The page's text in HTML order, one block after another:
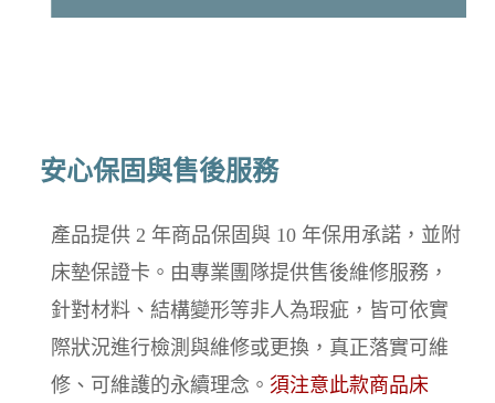
安心保固與售後服務
產品提供 2 年商品保固與 10 年保用承諾，並附
床墊保證卡。由專業團隊提供售後維修服務，
針對材料、結構變形等非人為瑕疵，皆可依實
際狀況進行檢測與維修或更換，真正落實可維
修、可維護的永續理念。 須注意此款商品床